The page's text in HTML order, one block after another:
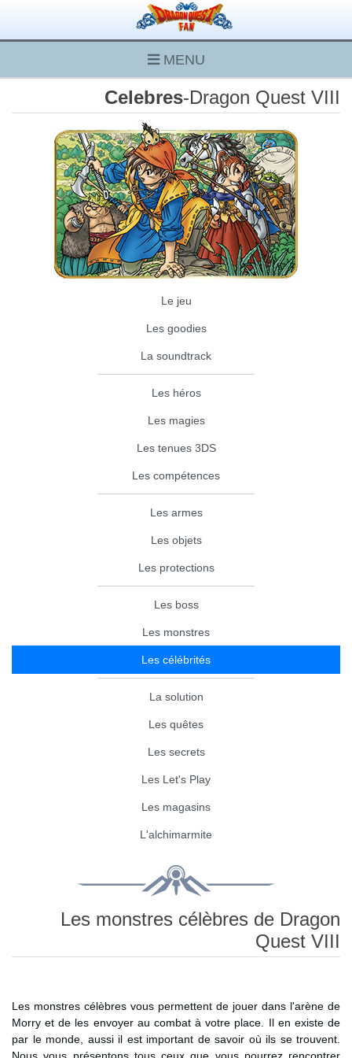
MENU
Celebres-Dragon Quest VIII
Le jeu
Les goodies
La soundtrack
Les héros
Les magies
Les tenues 3DS
Les compétences
Les armes
Les objets
Les protections
Les boss
Les monstres
Les célébrités
La solution
Les quêtes
Les secrets
Les Let's Play
Les magasins
L'alchimarmite
Les monstres célèbres de Dragon
Quest VIII
Les monstres célèbres vous permettent de jouer dans l'arène de
Morry et de les envoyer au combat à votre place. Il en existe de
par le monde, aussi il est important de savoir où ils se trouvent.